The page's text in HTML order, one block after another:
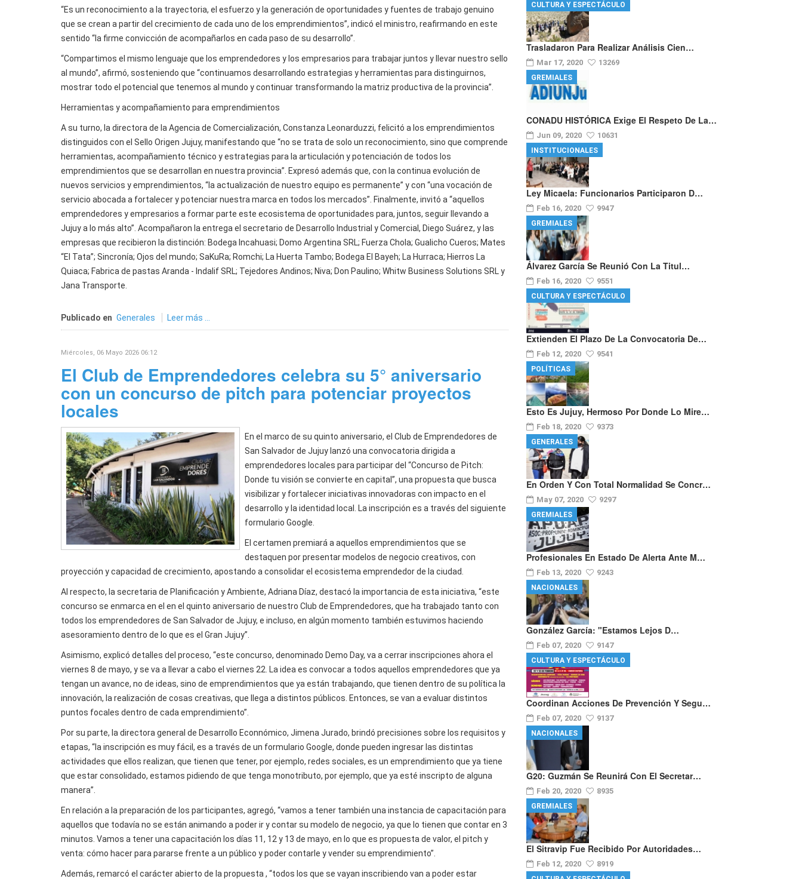
“Es un reconocimiento a la trayectoria, el esfuerzo y la generación de oportunidades y fuentes de trabajo genuino
que se crean a partir del crecimiento de cada uno de los emprendimientos”, indicó el ministro, reafirmando en este
sentido “la firme convicción de acompañarlos en cada paso de su desarrollo”.
“Compartimos el mismo lenguaje que los emprendedores y los empresarios para trabajar juntos y llevar nuestro sello
al mundo”, afirmó, sosteniendo que “continuamos desarrollando estrategias y herramientas para distinguirnos,
mostrar todo el potencial que tenemos al mundo y continuar transformando la matriz productiva de la provincia”.
Herramientas y acompañamiento para emprendimientos
A su turno, la directora de la Agencia de Comercialización, Constanza Leonarduzzi, felicitó a los emprendimientos
distinguidos con el Sello Origen Jujuy, manifestando que “no se trata de solo un reconocimiento, sino que comprende
herramientas, acompañamiento técnico y estrategias para la articulación y potenciación de todos los
emprendimientos que se desarrollan en nuestra provincia”. Expresó además que, con la continua evolución de
nuevos servicios y emprendimientos, “la actualización de nuestro equipo es permanente” y con “una vocación de
servicio abocada a fortalecer y potenciar nuestra marca en todos los mercados”. Finalmente, invitó a “aquellos
emprendedores y empresarios a formar parte este ecosistema de oportunidades para, juntos, seguir llevando a
Jujuy a lo más alto”. Acompañaron la entrega el secretario de Desarrollo Industrial y Comercial, Diego Suárez, y las
empresas que recibieron la distinción: Bodega Incahuasi; Domo Argentina SRL; Fuerza Chola; Gualicho Cueros; Mates
“El Tata”; Sincronía; Ojos del mundo; SaKuRa; Romchi; La Huerta Tambo; Bodega El Bayeh; La Hurraca; Hierros La
Quiaca; Fabrica de pastas Aranda - Indalif SRL; Tejedores Andinos; Niva; Don Paulino; Whitw Business Solutions SRL y
Jana Transporte.
Publicado en Generales Leer más ...
Miércoles, 06 Mayo 2026 06:12
El Club de Emprendedores celebra su 5° aniversario
con un concurso de pitch para potenciar proyectos
locales
En el marco de su quinto aniversario, el Club de Emprendedores de
San Salvador de Jujuy lanzó una convocatoria dirigida a
emprendedores locales para participar del “Concurso de Pitch:
Donde tu visión se convierte en capital”, una propuesta que busca
visibilizar y fortalecer iniciativas innovadoras con impacto en el
desarrollo y la identidad local. La inscripción es a través del siguiente
formulario Google.
El certamen premiará a aquellos emprendimientos que se
destaquen por presentar modelos de negocio creativos, con
proyección y capacidad de crecimiento, apostando a consolidar el ecosistema emprendedor de la ciudad.
Al respecto, la secretaria de Planificación y Ambiente, Adriana Díaz, destacó la importancia de esta iniciativa, “este
concurso se enmarca en el en el quinto aniversario de nuestro Club de Emprendedores, que ha trabajado tanto con
todos los emprendedores de San Salvador de Jujuy, e incluso, en algún momento también estuvimos haciendo
asesoramiento dentro de lo que es el Gran Jujuy”.
Asimismo, explicó detalles del proceso, “este concurso, denominado Demo Day, va a cerrar inscripciones ahora el
viernes 8 de mayo, y se va a llevar a cabo el viernes 22. La idea es convocar a todos aquellos emprendedores que ya
tengan un avance, no de ideas, sino de emprendimientos que ya están trabajando, que tienen dentro de su política la
innovación, la realización de cosas creativas, que llega a distintos públicos. Entonces, se van a evaluar distintos
puntos focales dentro de cada emprendimiento”.
Por su parte, la directora general de Desarrollo Econnómico, Jimena Jurado, brindó precisiones sobre los requisitos y
etapas, “la inscripción es muy fácil, es a través de un formulario Google, donde pueden ingresar las distintas
actividades que ellos realizan, que tienen que tener, por ejemplo, redes sociales, es un emprendimiento que ya tiene
que estar consolidado, estamos pidiendo de que tenga monotributo, por ejemplo, que ya esté inscripto de alguna
manera”.
En relación a la preparación de los participantes, agregó, “vamos a tener también una instancia de capacitación para
aquellos que todavía no se están animando a poder ir y contar su modelo de negocio, ya que lo tienen que contar en 3
minutos. Vamos a tener una capacitación los días 11, 12 y 13 de mayo, en lo que es propuesta de valor, el pitch y
venta: cómo hacer para pararse frente a un público y poder contarle y vender su emprendimiento”.
Además, remarcó el carácter abierto de la propuesta , “todos los que se vayan inscribiendo van a poder estar
Trasladaron Para Realizar Análisis Cien…
Mar 17, 2020 13269
CULTURA Y ESPECTÁCULO
CONADU HISTÓRICA Exige El Respeto De La…
Jun 09, 2020 10631
GREMIALES
Ley Micaela: Funcionarios Participaron D…
Feb 16, 2020 9947
INSTITUCIONALES
Álvarez García Se Reunió Con La Titul…
Feb 16, 2020 9551
GREMIALES
Extienden El Plazo De La Convocatoria De…
Feb 12, 2020 9541
CULTURA Y ESPECTÁCULO
Esto Es Jujuy, Hermoso Por Donde Lo Mire…
Feb 18, 2020 9373
POLÍTICAS
En Orden Y Con Total Normalidad Se Concr…
May 07, 2020 9297
GENERALES
Profesionales En Estado De Alerta Ante M…
Feb 13, 2020 9243
GREMIALES
González García: "Estamos Lejos D…
Feb 07, 2020 9147
NACIONALES
Coordinan Acciones De Prevención Y Segu…
Feb 07, 2020 9137
CULTURA Y ESPECTÁCULO
G20: Guzmán Se Reunirá Con El Secretar…
Feb 20, 2020 8935
NACIONALES
El Sitravip Fue Recibido Por Autoridades…
Feb 12, 2020 8919
GREMIALES